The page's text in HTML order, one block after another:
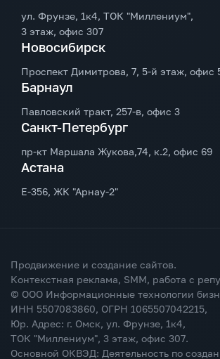
ул. Фрунзе, 1к4, ТОК "Миллениум",
3 этаж, офис 307
Новосибирск
Проспект Димитрова, 7, 5-й этаж, офис
Барнаул
Павловский тракт, 257-в, офис 3
Санкт-Петербург
пр-кт Маршала Жукова,74, к.2, офис 69
Астана
Е-356, ЖК "Арнау-2"
Продвижение и создание сайтов.
Контекстная реклама, SMM, работа с
© ООО Информационные технологии
ИНН 5507083860, ОГРН 1065507042215,
Юр. Адрес: г. Омск, ул. Фрунзе, 1к4,
ТОК "Миллениум", 3 этаж, офис 307.
Основной ОКВЭД: Деятельность по